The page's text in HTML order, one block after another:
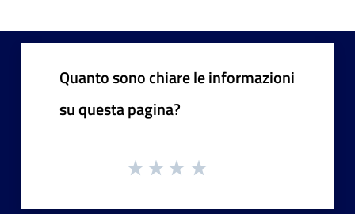
Quanto sono chiare le informazioni
su questa pagina?